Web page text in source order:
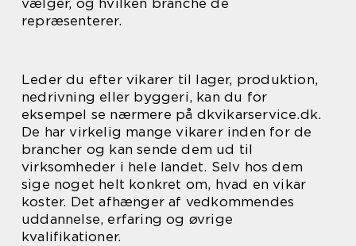
vælger, og hvilken branche de
repræsenterer.
Leder du efter vikarer til lager, produktion,
nedrivning eller byggeri, kan du for
eksempel se nærmere på dkvikarservice.dk.
De har virkelig mange vikarer inden for de
brancher og kan sende dem ud til
virksomheder i hele landet. Selv hos dem
sige noget helt konkret om, hvad en vikar
koster. Det afhænger af vedkommendes
uddannelse, erfaring og øvrige
kvalifikationer.